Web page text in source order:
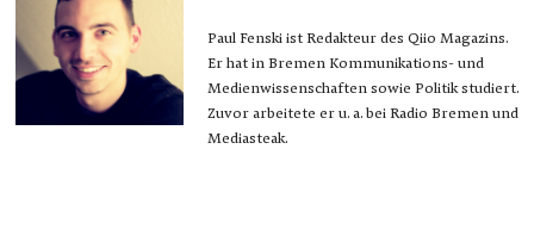
Paul Fenski ist Redakteur des Qiio Magazins.
Er hat in Bremen Kommunikations- und
Medienwissenschaften sowie Politik studiert.
Zuvor arbeitete er u. a. bei Radio Bremen und
Mediasteak.